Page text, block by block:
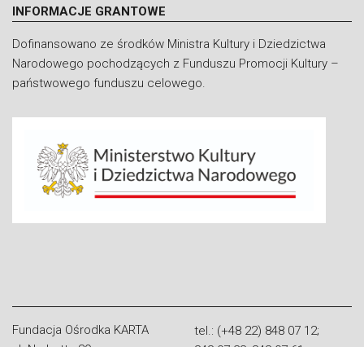
INFORMACJE GRANTOWE
Dofinansowano ze środków Ministra Kultury i Dziedzictwa
Narodowego pochodzących z Funduszu Promocji Kultury –
państwowego funduszu celowego.
Fundacja Ośrodka KARTA
tel.: (+48 22) 848 07 12;